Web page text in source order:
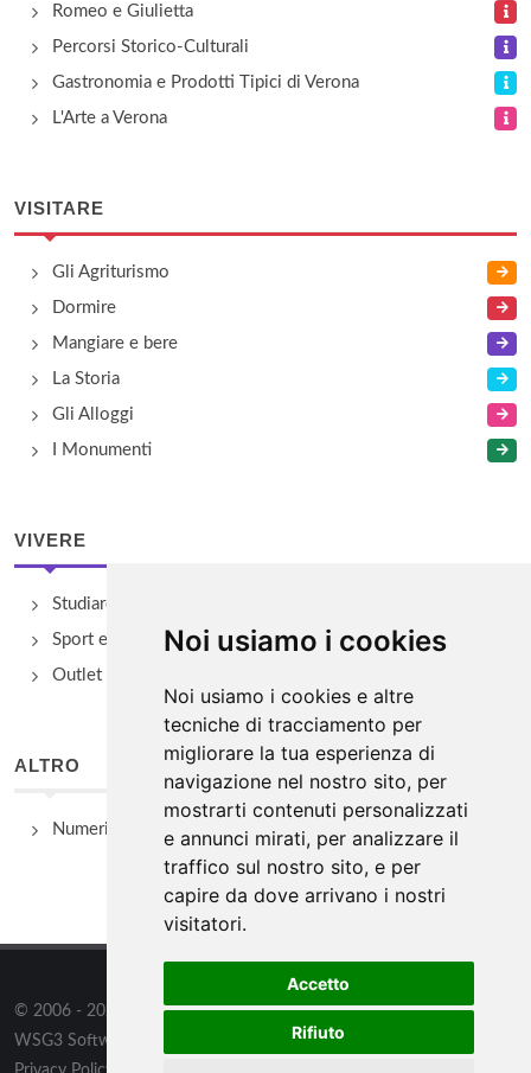
Noi usiamo i cookies
Noi usiamo i cookies e altre
tecniche di tracciamento per
migliorare la tua esperienza di
navigazione nel nostro sito, per
mostrarti contenuti personalizzati
e annunci mirati, per analizzare il
traffico sul nostro sito, e per
capire da dove arrivano i nostri
visitatori.
Accetto
Rifiuto
Romeo e Giulietta
Percorsi Storico-Culturali
Gastronomia e Prodotti Tipici di Verona
L'Arte a Verona
VISITARE
Gli Agriturismo
Dormire
Mangiare e bere
La Storia
Gli Alloggi
I Monumenti
VIVERE
Studiare
Sport e Benessere
Outlet e spacci aziendali
ALTRO
Numeri Utili
© 2006 - 2026 WSG3 STUDIOtutti i diritti riservati. Powered by
WSG3 Software